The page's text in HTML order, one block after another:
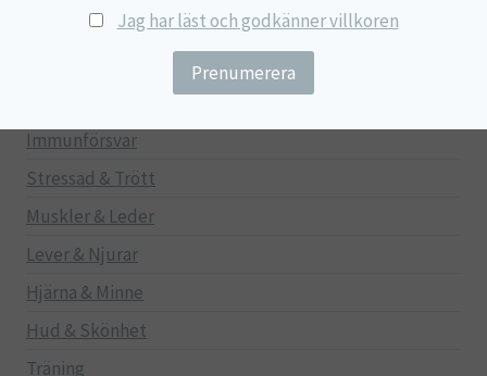
Immunförsvar
Stressad & Trött
Muskler & Leder
Lever & Njurar
Hjärna & Minne
Hud & Skönhet
Träning
Jag har läst och godkänner villkoren